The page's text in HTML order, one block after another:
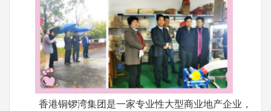
香港铜锣湾集团是一家专业性大型商业地产企业，